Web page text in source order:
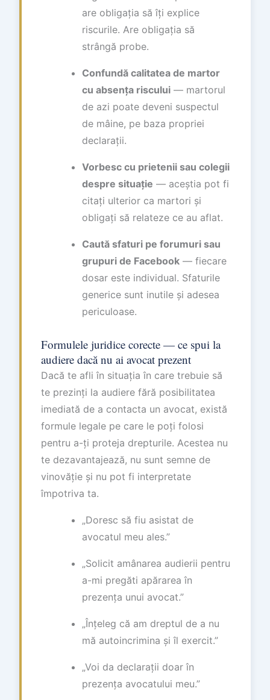
are obligația să îți explice
riscurile. Are obligația să
strângă probe.
Confundă calitatea de martor
cu absența riscului — martorul
de azi poate deveni suspectul
de mâine, pe baza propriei
declarații.
Vorbesc cu prietenii sau colegii
despre situație — aceștia pot fi
citați ulterior ca martori și
obligați să relateze ce au aflat.
Caută sfaturi pe forumuri sau
grupuri de Facebook — fiecare
dosar este individual. Sfaturile
generice sunt inutile și adesea
periculoase.
Formulele juridice corecte — ce spui la
audiere dacă nu ai avocat prezent
Dacă te afli în situația în care trebuie să
te prezinți la audiere fără posibilitatea
imediată de a contacta un avocat, există
formule legale pe care le poți folosi
pentru a-ți proteja drepturile. Acestea nu
te dezavantajează, nu sunt semne de
vinovăție și nu pot fi interpretate
împotriva ta.
„Doresc să fiu asistat de
avocatul meu ales.”
„Solicit amânarea audierii pentru
a-mi pregăti apărarea în
prezența unui avocat.”
„Înțeleg că am dreptul de a nu
mă autoincrimina și îl exercit.”
„Voi da declarații doar în
prezența avocatului meu.”